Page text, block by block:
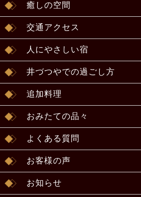
癒しの空間
交通アクセス
人にやさしい宿
井づつやでの過ごし方
追加料理
おみたての品々
よくある質問
お客様の声
お知らせ